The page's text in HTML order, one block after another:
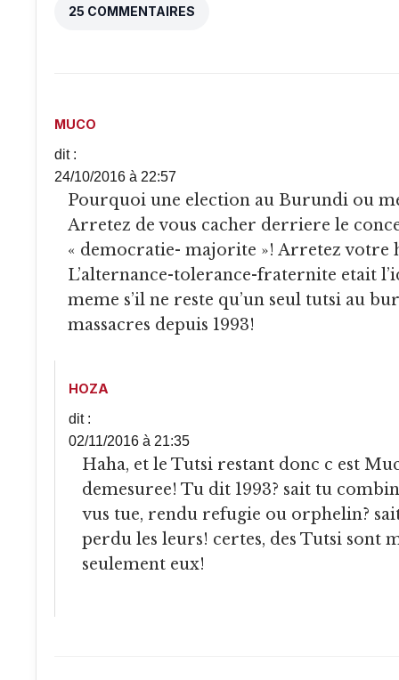
25 COMMENTAIRES
MUCO
dit :
24/10/2016 à 22:57
Pourquoi une election au Burundi ou meme au Rwanda ?
Arretez de vous cacher derriere le
« democratie- majorite »! Arretez votre
L’alternance-tolerance-fraternite etait
meme s’il ne reste qu’un seul tutsi au
massacres depuis 1993!
HOZA
dit :
02/11/2016 à 21:35
Haha, et le Tutsi restant donc c est Muco! Ton arrogance est
demesuree! Tu dit 1993? sait tu
vus tue, rendu refugie ou orphelin?
perdu les leurs! certes, des Tutsi sont
seulement eux!